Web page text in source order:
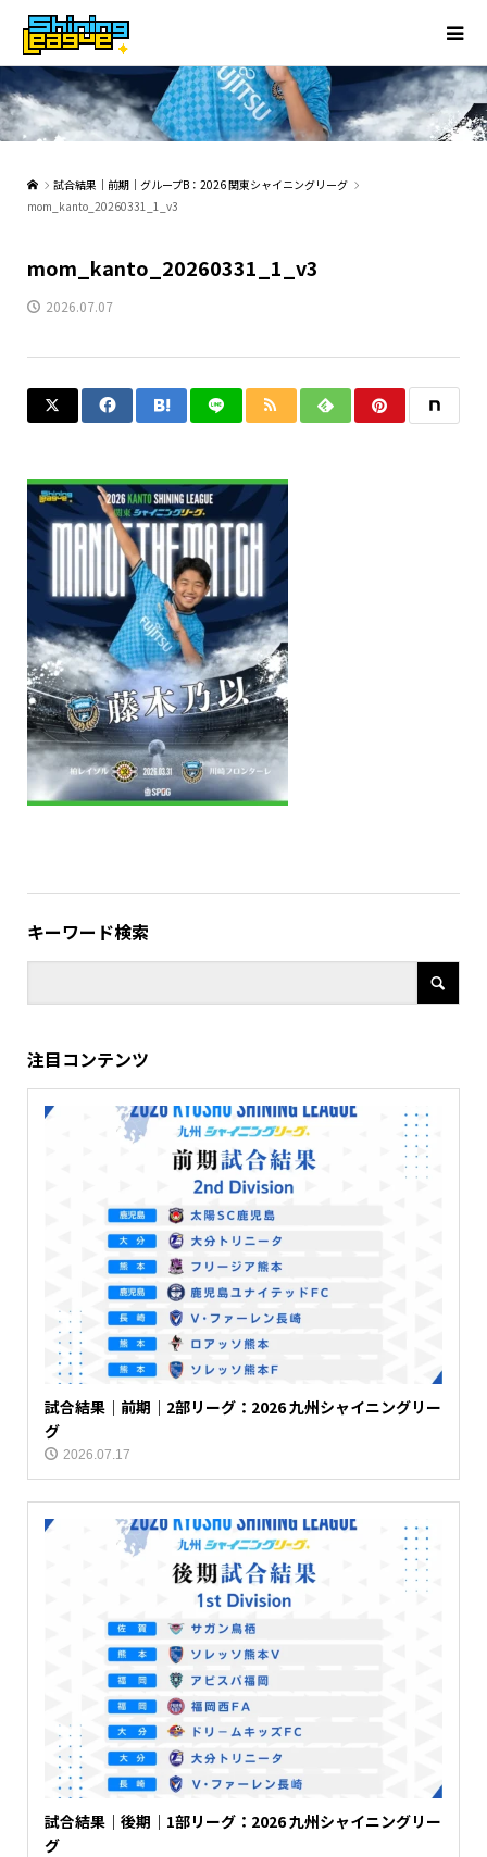
試合結果｜前期｜グループB：2026 関東シャイニングリーグ
mom_kanto_20260331_1_v3
mom_kanto_20260331_1_v3
2026.07.07
キーワード検索
注目コンテンツ
試合結果｜前期｜2部リーグ：2026 九州シャイニングリー
グ
2026.07.17
試合結果｜後期｜1部リーグ：2026 九州シャイニングリー
グ